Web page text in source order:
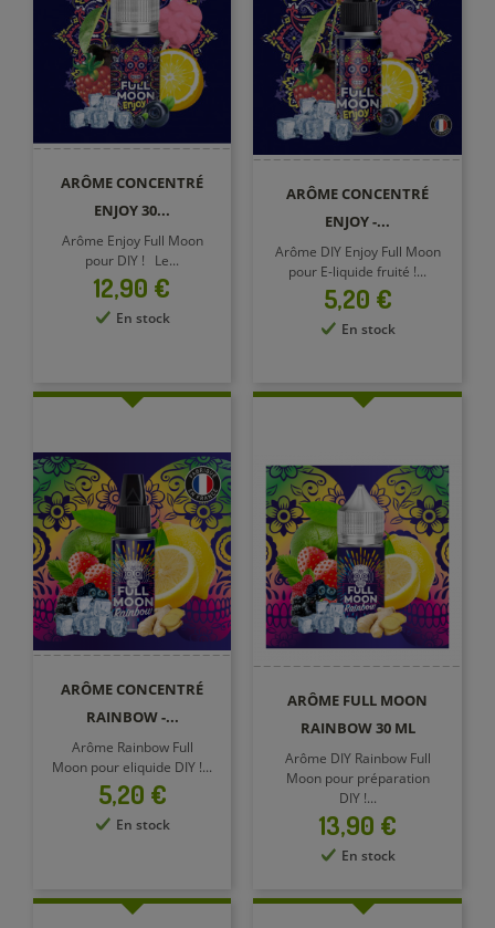
ARÔME CONCENTRÉ
ENJOY 30...
Arôme Enjoy Full Moon
pour DIY ! Le...
Prix
12,90 €
En stock
ARÔME CONCENTRÉ
ENJOY -...
Arôme DIY Enjoy Full Moon
pour E-liquide fruité !...
Prix
5,20 €
En stock
ARÔME CONCENTRÉ
RAINBOW -...
Arôme Rainbow Full
Moon pour eliquide DIY !...
Prix
5,20 €
En stock
ARÔME FULL MOON
RAINBOW 30 ML
Arôme DIY Rainbow Full
Moon pour préparation
DIY !...
Prix
13,90 €
En stock